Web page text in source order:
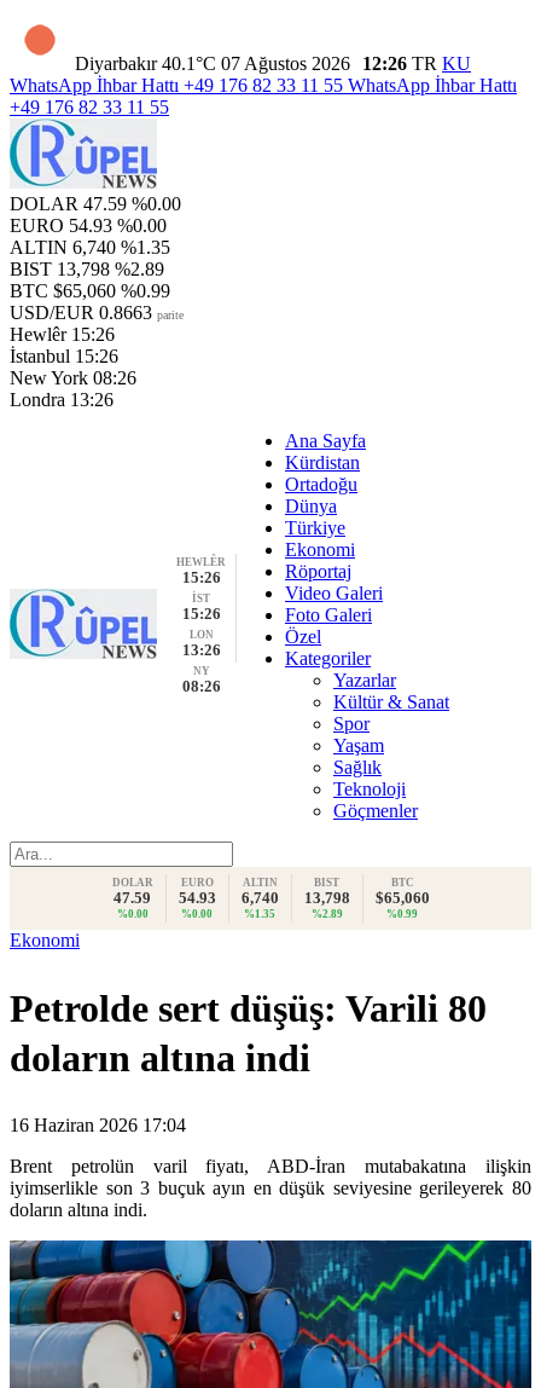
Diyarbakır 40.1°C 07 Ağustos 2026 12:26 TR KU
WhatsApp İhbar Hattı +49 176 82 33 11 55 WhatsApp İhbar Hattı
+49 176 82 33 11 55
DOLAR 47.59 %0.00
EURO 54.93 %0.00
ALTIN 6,740 %1.35
BIST 13,798 %2.89
BTC $65,060 %0.99
USD/EUR 0.8663 parite
Hewlêr 15:26
İstanbul 15:26
New York 08:26
Londra 13:26
HEWLÊR
15:26
İST
15:26
LON
13:26
NY
08:26
Ana Sayfa
Kürdistan
Ortadoğu
Dünya
Türkiye
Ekonomi
Röportaj
Video Galeri
Foto Galeri
Özel
Kategoriler
Yazarlar
Kültür & Sanat
Spor
Yaşam
Sağlık
Teknoloji
Göçmenler
DOLAR
47.59
%0.00
EURO
54.93
%0.00
ALTIN
6,740
%1.35
BIST
13,798
%2.89
BTC
$65,060
%0.99
Ekonomi
Petrolde sert düşüş: Varili 80
doların altına indi
16 Haziran 2026 17:04
Brent petrolün varil fiyatı, ABD-İran mutabakatına ilişkin
iyimserlikle son 3 buçuk ayın en düşük seviyesine gerileyerek 80
doların altına indi.